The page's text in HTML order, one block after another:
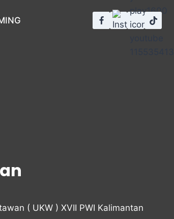
( UKW ) XVII PWI Kalimantan